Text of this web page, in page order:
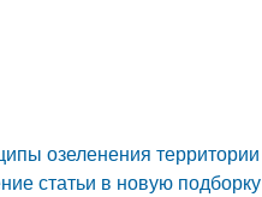
озеленения территории
статьи в новую подборку